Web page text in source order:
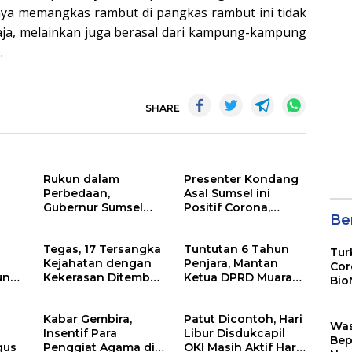
memangkas rambut di pangkas rambut ini tidak
melainkan juga berasal dari kampung-kampung
SHARE
Rukun dalam
Perbedaan,
Gubernur Sumsel
Presenter Kondang
Asal Sumsel ini
Positif Corona,
Tegas, 17 Tersangka
Kejahatan dengan
Kekerasan Ditembak
Tuntutan 6 Tahun
Penjara, Mantan
Ketua DPRD Muara
Kabar Gembira,
Insentif Para
Penggiat Agama di
Patut Dicontoh, Hari
Libur Disdukcapil
OKI Masih Aktif Hari